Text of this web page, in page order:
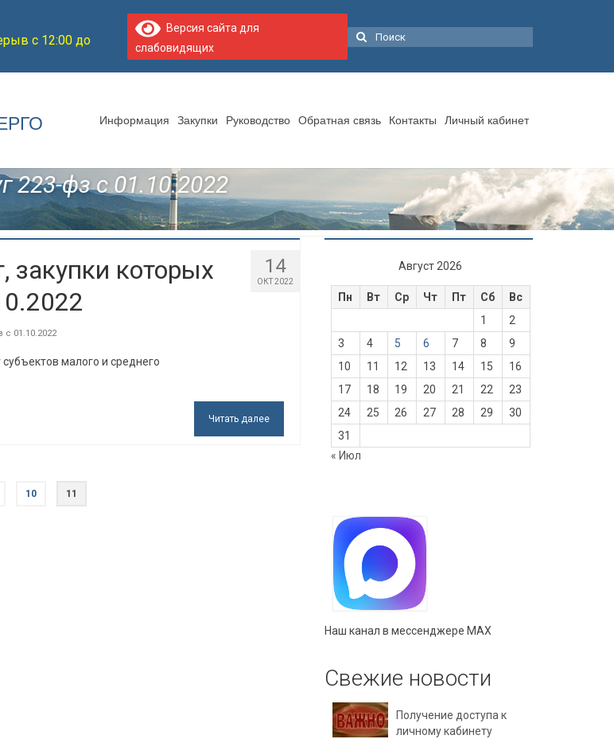
с 12:00 до
Версия сайта для
слабовидящих
Поиск:
Информация Закупки Руководство Обратная связь Контакты Личный кабинет
223-фз с 01.10.2022
14
ОКТ 2022
закупки которых
с 01.10.2022
малого и среднего
Читать далее
10 11
Август 2026
Пн Вт Ср Чт Пт Сб
Вс
1
2
3
4 5 6 7 8
9
10
11 12 13 14 15
16
17
18 19 20 21 22
23
24
25 26 27 28 29
30
31
« Июл
Наш канал в мессенджере MAX
Свежие новости
Получение доступа к
личному кабинету